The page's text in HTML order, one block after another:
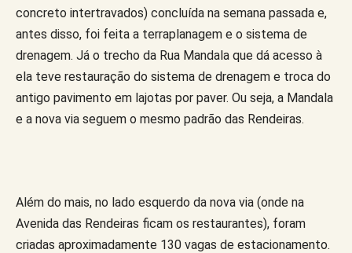
concreto intertravados) concluída na semana passada e,
antes disso, foi feita a terraplanagem e o sistema de
drenagem. Já o trecho da Rua Mandala que dá acesso à
ela teve restauração do sistema de drenagem e troca do
antigo pavimento em lajotas por paver. Ou seja, a Mandala
e a nova via seguem o mesmo padrão das Rendeiras.
Além do mais, no lado esquerdo da nova via (onde na
Avenida das Rendeiras ficam os restaurantes), foram
criadas aproximadamente 130 vagas de estacionamento.